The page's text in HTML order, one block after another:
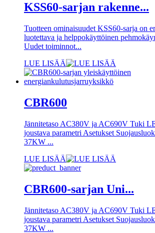
KSS60-sarjan rakenne...
Tuotteen ominaisuudet KSS60-sarja on
luotettava ja helppokäyttöinen
Uudet toiminnot...
LUE LISÄÄ
CBR600
Jännitetaso AC380V ja AC690V Tuki
joustava parametri Asetukset
37KW ...
LUE LISÄÄ
CBR600-sarjan Uni...
Jännitetaso AC380V ja AC690V Tuki
joustava parametri Asetukset
37KW ...